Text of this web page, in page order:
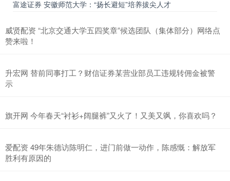
富途证券 安徽师范大学：“扬长避短”培养拔尖人才
威贤配资 “北京交通大学五四奖章”候选团队（集体部分）网络点
赞来啦！
升宏网 替前同事打工？财信证券某营业部员工违规转佣金被警
示
旗开网 今年春天“衬衫+阔腿裤”又火了！又美又飒，你喜欢吗？
爱配资 49年朱德访陈明仁，进门前做一动作，陈感慨：解放军
胜利有原因的